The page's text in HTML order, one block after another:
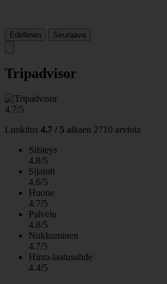
Edellinen Seuraava
Tripadvisor
4.7/5
Luokitus 4.7 / 5 alkaen 2710 arviota
Siisteys
4.8/5
Sijainti
4.6/5
Huone
4.7/5
Palvelu
4.8/5
Nukkuminen
4.7/5
Hinta-laatusuhde
4.4/5